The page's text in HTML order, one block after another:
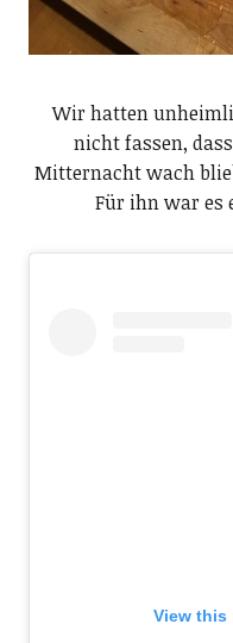
Wir hatten
nicht fassen,
Mitternacht wach
Für ihn war es
View this